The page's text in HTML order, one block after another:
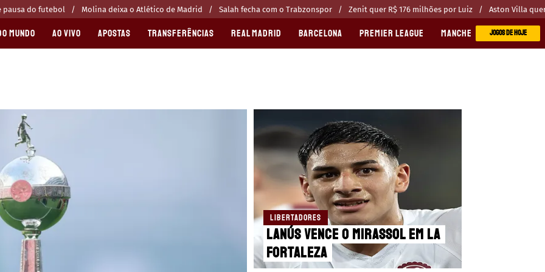
pausa do futebol Molina deixa o Atlético de Madrid Salah fecha com o Trabzonspor Zenit quer R$ 176 milhões por Luiz Aston Villa
MUNDO AO VIVO APOSTAS TRANSFERÊNCIAS REAL MADRID BARCELONA PREMIER LEAGUE MANCHESTER CITYJOGOS DE HOJE
LIBERTADORES
Lanús vence o Mirassol em La
Fortaleza